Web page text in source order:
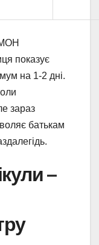
показує
на 1-2 дні.
зараз
батькам
–